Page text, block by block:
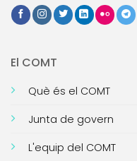
El COMT
Què és el COMT
Junta de govern
L'equip del COMT